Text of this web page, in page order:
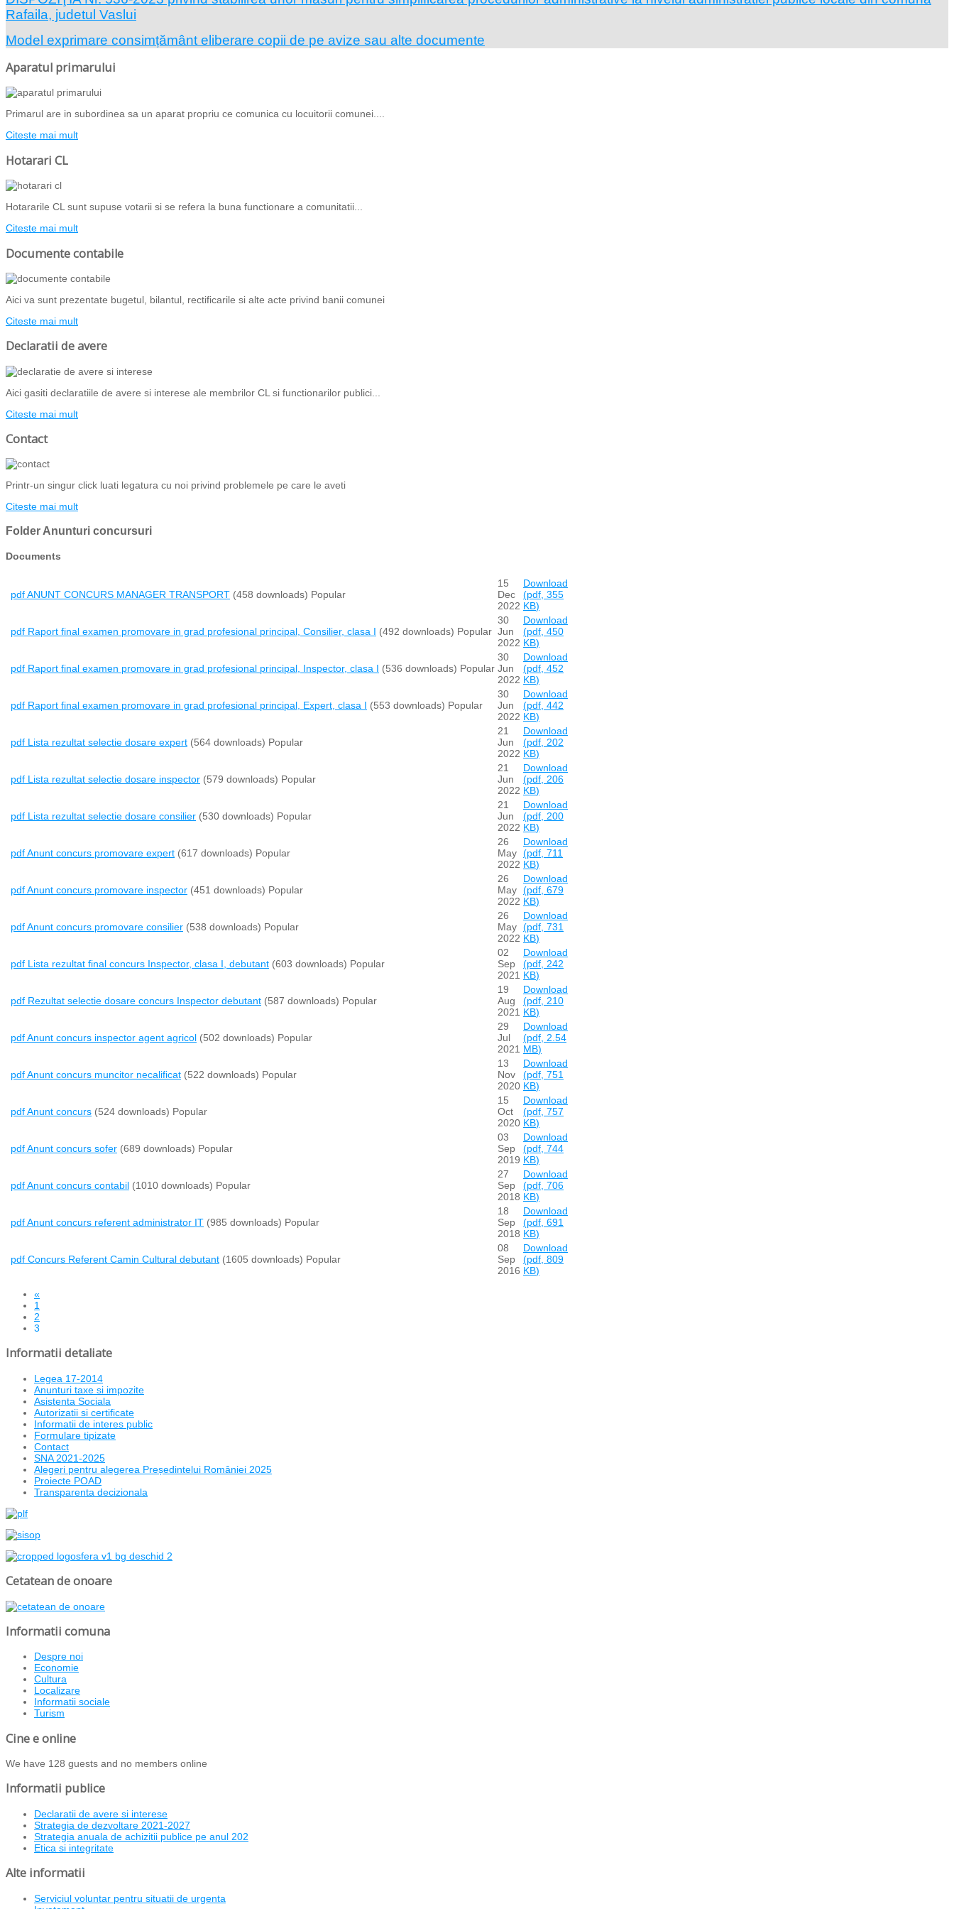
Rafaila, judetul Vaslui
Model exprimare consimțământ eliberare copii de pe avize sau alte documente
Aparatul primarului
Primarul are in subordinea sa un aparat propriu ce comunica cu locuitorii comunei....
Citeste mai mult
Hotarari CL
Hotararile CL sunt supuse votarii si se refera la buna functionare a comunitatii...
Citeste mai mult
Documente contabile
Aici va sunt prezentate bugetul, bilantul, rectificarile si alte acte privind banii comunei
Citeste mai mult
Declaratii de avere
Aici gasiti declaratiile de avere si interese ale membrilor CL si functionarilor publici...
Citeste mai mult
Contact
Printr-un singur click luati legatura cu noi privind problemele pe care le aveti
Citeste mai mult
Folder Anunturi concursuri
Documents
pdfANUNT CONCURS MANAGER TRANSPORT (458 downloads) Popular
15
Dec
2022
Download
(pdf, 355
KB)
pdf Raport final examen promovare in grad profesional principal, Consilier, clasa I (492 downloads) Popular
30
Jun
2022
Download
(pdf, 450
KB)
pdf Raport final examen promovare in grad profesional principal, Inspector, clasa I (536 downloads) Popular
30
Jun
2022
Download
(pdf, 452
KB)
pdf Raport final examen promovare in grad profesional principal, Expert, clasa I (553 downloads) Popular
30
Jun
2022
Download
(pdf, 442
KB)
pdf Lista rezultat selectie dosare expert (564 downloads) Popular
21
Jun
2022
Download
(pdf, 202
KB)
pdf Lista rezultat selectie dosare inspector (579 downloads) Popular
21
Jun
2022
Download
(pdf, 206
KB)
pdf Lista rezultat selectie dosare consilier (530 downloads) Popular
21
Jun
2022
Download
(pdf, 200
KB)
pdfAnunt concurs promovare expert (617 downloads) Popular
26
May
2022
Download
(pdf, 711
KB)
pdfAnunt concurs promovare inspector (451 downloads) Popular
26
May
2022
Download
(pdf, 679
KB)
pdfAnunt concurs promovare consilier (538 downloads) Popular
26
May
2022
Download
(pdf, 731
KB)
pdf Lista rezultat final concurs Inspector, clasa I, debutant (603 downloads) Popular
02
Sep
2021
Download
(pdf, 242
KB)
pdf Rezultat selectie dosare concurs Inspector debutant (587 downloads) Popular
19
Aug
2021
Download
(pdf, 210
KB)
pdfAnunt concurs inspector agent agricol (502 downloads) Popular
29
Jul
2021
Download
(pdf, 2.54
MB)
pdfAnunt concurs muncitor necalificat (522 downloads) Popular
13
Nov
2020
Download
(pdf, 751
KB)
pdfAnunt concurs (524 downloads) Popular
15
Oct
2020
Download
(pdf, 757
KB)
pdfAnunt concurs sofer (689 downloads) Popular
03
Sep
2019
Download
(pdf, 744
KB)
pdfAnunt concurs contabil (1010 downloads) Popular
27
Sep
2018
Download
(pdf, 706
KB)
pdfAnunt concurs referent administrator IT (985 downloads) Popular
18
Sep
2018
Download
(pdf, 691
KB)
pdf Concurs Referent Camin Cultural debutant (1605 downloads) Popular
08
Sep
2016
Download
(pdf, 809
KB)
«
1
2
3
Informatii detaliate
Legea 17-2014
Anunturi taxe si impozite
Asistenta Sociala
Autorizatii si certificate
Informatii de interes public
Formulare tipizate
Contact
SNA 2021-2025
Alegeri pentru alegerea Președintelui României 2025
Proiecte POAD
Transparenta decizionala
Cetatean de onoare
Informatii comuna
Despre noi
Economie
Cultura
Localizare
Informatii sociale
Turism
Cine e online
We have 128 guests and no members online
Informatii publice
Declaratii de avere si interese
Strategia de dezvoltare 2021-2027
Strategia anuala de achizitii publice pe anul 202
Etica si integritate
Alte informatii
Serviciul voluntar pentru situatii de urgenta